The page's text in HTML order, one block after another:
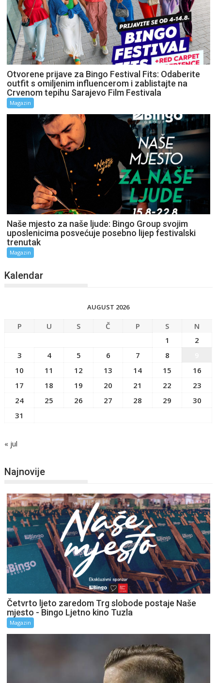
Otvorene prijave za Bingo Festival Fits: Odaberite
outfit s omiljenim influencerom i zablistajte na
Crvenom tepihu Sarajevo Film Festivala
Magazin
Naše mjesto za naše ljude: Bingo Group svojim
uposlenicima posvećuje posebno lijep festivalski
trenutak
Magazin
Kalendar
AUGUST 2026
P U S Č P S
N
1
2
3
4 5 6 7 8
10
11 12 13 14 15
16
17
18 19 20 21 22
23
24
25 26 27 28 29
30
31
« jul
Najnovije
Četvrto ljeto zaredom Trg slobode postaje Naše
mjesto - Bingo Ljetno kino Tuzla
Magazin